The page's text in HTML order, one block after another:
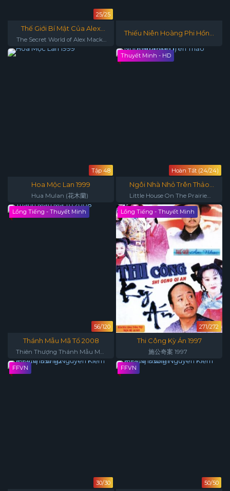
25/25
Thế Giới Bí Mật Của Alex
Mack - Phần 3
The Secret World of Alex Mack
Season 3
Thiếu Niên Hoàng Phi Hồng
Tập 48
Hoa Mộc Lan 1999
Hua Mulan (花木蘭)
Thuyết Minh - HD
Hoàn Tất (24/24)
Ngôi Nhà Nhỏ Trên Thảo
Nguyên (Phần 1)
Little House On The Prairie
(Season 1)
Lồng Tiếng - Thuyết Minh
56/120
Thánh Mẫu Mã Tổ 2008
Thiên Thượng Thánh Mẫu Ma
Tổ
Lồng Tiếng - Thuyết Minh
271/272
Thi Công Kỳ Án 1997
施公奇案 1997
FFVN
30/30
FFVN
50/50